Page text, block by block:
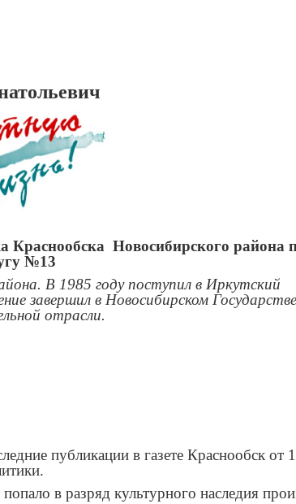
Краснообска Новосибирского района
№13
В 1985 году поступил в Иркутский
завершил в Новосибирском
отрасли.
публикации в газете Краснообск от
в разряд культурного наследия